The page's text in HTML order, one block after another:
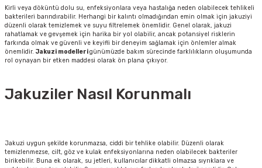
Kirli veya döküntü dolu su, enfeksiyonlara veya hastalığa neden olabilecek tehlikeli
bakterileri barındırabilir. Herhangi bir kalıntı olmadığından emin olmak için jakuziyi
düzenli olarak temizlemek ve suyu filtrelemek önemlidir. Genel olarak, jakuzi
rahatlamak ve gevşemek için harika bir yol olabilir, ancak potansiyel risklerin
farkında olmak ve güvenli ve keyifli bir deneyim sağlamak için önlemler almak
önemlidir. Jakuzi modellerigünümüzde bakım sürecinde farklılıkların oluşumunda
rol oynayan bir etken maddesi olarak ön plana çıkıyor.
Jakuziler Nasıl Korunmalı
Jakuzi uygun şekilde korunmazsa, ciddi bir tehlike olabilir. Düzenli olarak
temizlenmezse, cilt, göz ve kulak enfeksiyonlarına neden olabilecek bakteriler
birikebilir. Buna ek olarak, su jetleri, kullanıcılar dikkatli olmazsa sıyrıklara ve